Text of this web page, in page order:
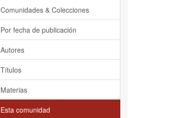
Comunidades & Colecciones
Por fecha de publicación
Autores
Títulos
Materias
Esta comunidad